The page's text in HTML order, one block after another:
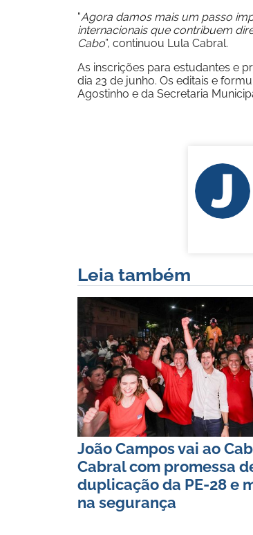
"Agora damos mais um passo
internacionais que contribuem
Cabo”, continuou Lula Cabral.
As inscrições para estudantes e
dia 23 de junho. Os editais e
Agostinho e da Secretaria
Leia também
João Campos vai ao
Cabral com promessa
duplicação da PE-28 e
na segurança